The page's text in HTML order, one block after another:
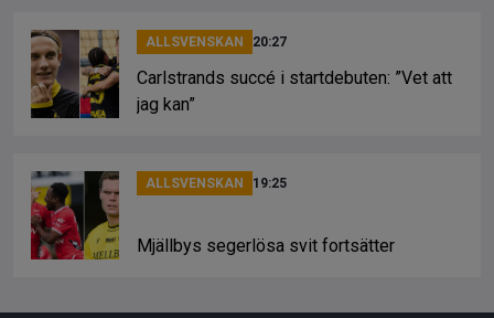
ALLSVENSKAN 20:27
Carlstrands succé i startdebuten: ”Vet att
jag kan”
ALLSVENSKAN 19:25
Mjällbys segerlösa svit fortsätter